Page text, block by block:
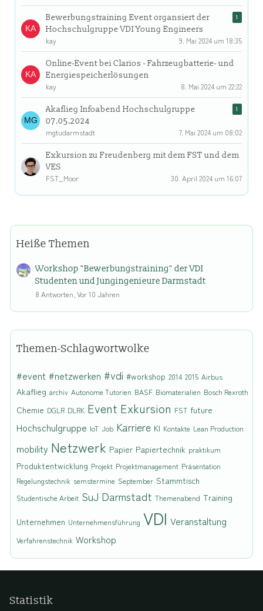
Bewerbungstraining Event organsiert der
Hochschulgruppe VDI Young Engineers
1
kay 9. Mai 2024 um 18:35
Online-Event bei Clarios - Fahrzeugbatterie- und
Energiespeicherlösungen
kay
8. Mai 2024 um 22:22
Akaflieg Infoabend Hochschulgruppe
07.05.2024
1
mgtudarmstadt 7. Mai 2024 um 08:02
Exkursion zu Freudenberg mit dem FST und dem
VES
FST_Moor
30. April 2024 um 16:07
Heiße Themen
Workshop "Bewerbungstraining" der VDI
Studenten und Jungingenieure Darmstadt
8 Antworten, Vor 10 Jahren
Themen-Schlagwortwolke
#event #netzwerken #vdi #workshop 2014 2015 Airbus
Akaflieg archiv Autonome Tutorien BASF Biomaterialien Bosch Rexroth
Chemie DGLR DLRK Event Exkursion FST future
Hochschulgruppe IoT Job Karriere KI Kontakte Lean Production
mobility Netzwerk Papier Papiertechnik praktikum
Produktentwicklung Projekt Projektmanagement Präsentation
Regelungstechnik semstermine September Stammtisch
Studentische Arbeit SuJ Darmstadt Themenabend Training
Unternehmen Unternehmensführung VDI Veranstaltung
Verfahrenstechnik Workshop
Statistik